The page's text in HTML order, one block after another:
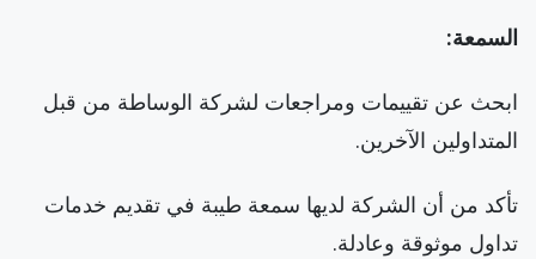
السمعة:
ابحث عن تقييمات ومراجعات لشركة الوساطة من قبل
المتداولين الآخرين.
تأكد من أن الشركة لديها سمعة طيبة في تقديم خدمات
تداول موثوقة وعادلة.